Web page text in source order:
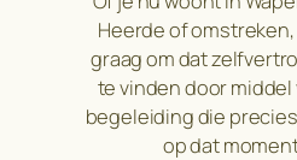
Heerde of
graag om dat
te vinden door
begeleiding die
op dat